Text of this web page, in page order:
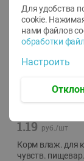
1.19 руб./шт
Корм влаж. для
чувств.
Для удобства
cookie.
нами файлов
обработки
Настроить